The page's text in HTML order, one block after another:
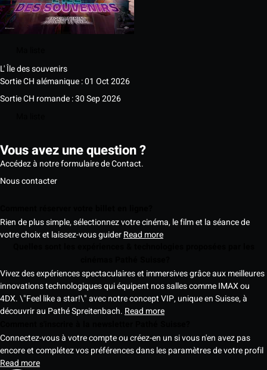
L' Île des souvenirs
Sortie CH alémanique : 01 Oct 2026
Sortie CH romande : 30 Sep 2026
Vous avez une question ?
Accédez à notre formulaire de Contact.
Nous contacter
Rien de plus simple, sélectionnez votre cinéma, le film et la séance de
votre choix et laissez-vous guiderRead more
Vivez des expériences spectaculaires et immersives grâce aux meilleures
innovations technologiques qui équipent nos salles comme IMAX ou
4DX. \"Feel like a star!\" avec notre concept VIP, unique en Suisse, à
découvrir au Pathé Spreitenbach. Read more
Connectez-vous à votre compte ou créez-en un si vous n'en avez pas
encore et complétez vos préférences dans les paramètres de votre profil
Read more